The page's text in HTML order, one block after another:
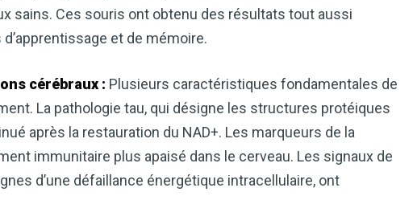
sains. Ces souris ont obtenu des résultats tout aussi
et de mémoire.
cérébraux : Plusieurs caractéristiques fondamentales de
La pathologie tau, qui désigne les structures protéiques
après la restauration du NAD+. Les marqueurs de la
immunitaire plus apaisé dans le cerveau. Les signaux de
d’une défaillance énergétique intracellulaire, ont